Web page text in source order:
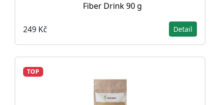
Fiber Drink 90 g
249 Kč Detail
TOP